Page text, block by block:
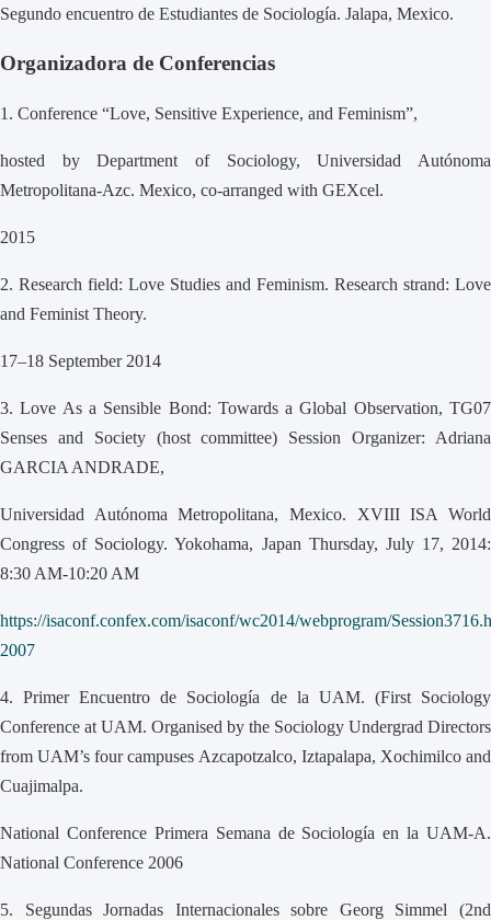
Segundo encuentro de Estudiantes de Sociología. Jalapa, Mexico.
Organizadora de Conferencias
1. Conference “Love, Sensitive Experience, and Feminism”,
hosted by Department of Sociology, Universidad Autónoma
Metropolitana-Azc. Mexico, co-arranged with GEXcel.
2015
2. Research field: Love Studies and Feminism. Research strand: Love
and Feminist Theory.
17–18 September 2014
3. Love As a Sensible Bond: Towards a Global Observation, TG07
Senses and Society (host committee) Session Organizer: Adriana
GARCIA ANDRADE,
Universidad Autónoma Metropolitana, Mexico. XVIII ISA World
Congress of Sociology. Yokohama, Japan Thursday, July 17, 2014:
8:30 AM-10:20 AM
https://isaconf.confex.com/isaconf/wc2014/webprogram/
2007
4. Primer Encuentro de Sociología de la UAM. (First Sociology
Conference at UAM. Organised by the Sociology Undergrad Directors
from UAM’s four campuses Azcapotzalco, Iztapalapa, Xochimilco and
Cuajimalpa.
National Conference Primera Semana de Sociología en la UAM-A.
National Conference 2006
5.
Segundas Jornadas Internacionales sobre Georg Simmel (2nd